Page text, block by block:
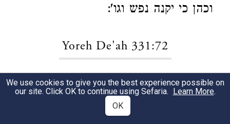
וכהן כי יקנה נפש וגו':
Yoreh De'ah 331:72
1
אפי' נרצע אינו אוכל כו' דכתיב תושב
כהן ושכיר לא יאכל קודש ודרשו תושב
We use cookies to give you the best experience possible on
our site. Click OK to continue using Sefaria. Learn More.
OK